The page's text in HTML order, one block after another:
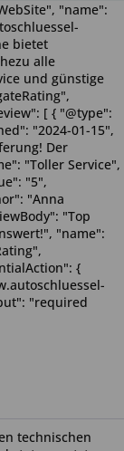
technischen
"name":
bietet
alle
und günstige
[ { "@type":
"2024-01-15",
Der
"Toller Service",
"5",
"Anna
"Top
"name":
{
"required